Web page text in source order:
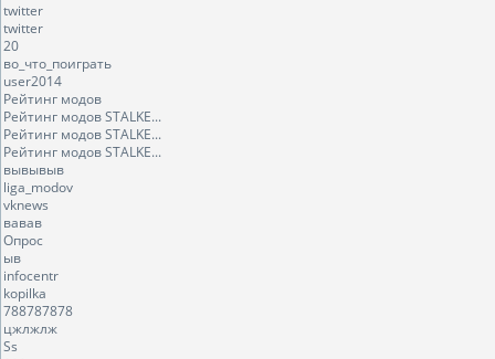
twitter
twitter
20
во_что_поиграть
user2014
Рейтинг модов
Рейтинг модов STALKE...
Рейтинг модов STALKE...
Рейтинг модов STALKE...
вывывыв
liga_modov
vknews
вавав
Опрос
ыв
infocentr
kopilka
788787878
цжлжлж
Ss